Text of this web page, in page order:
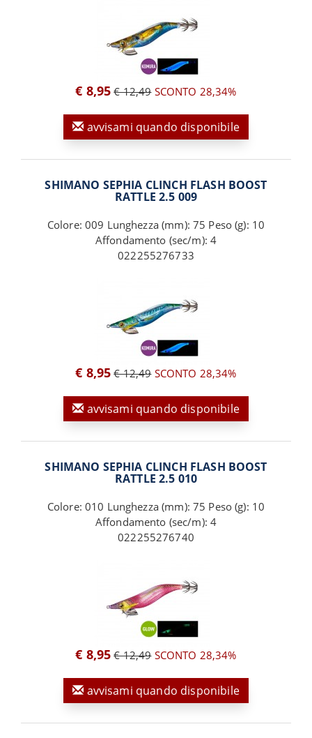
€ 8,95 € 12,49SCONTO 28,34%
avvisami quando disponibile
SHIMANO SEPHIA CLINCH FLASH BOOST
RATTLE 2.5 009
Colore: 009 Lunghezza (mm): 75 Peso (g): 10
Affondamento (sec/m): 4
022255276733
€ 8,95 € 12,49SCONTO 28,34%
avvisami quando disponibile
SHIMANO SEPHIA CLINCH FLASH BOOST
RATTLE 2.5 010
Colore: 010 Lunghezza (mm): 75 Peso (g): 10
Affondamento (sec/m): 4
022255276740
€ 8,95 € 12,49SCONTO 28,34%
avvisami quando disponibile